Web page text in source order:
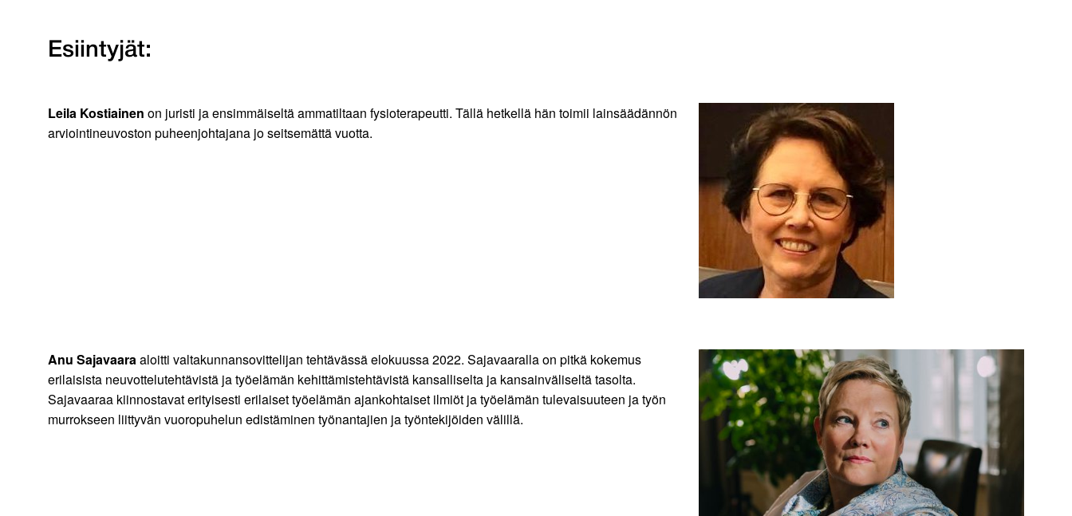
Esiintyjät:
Leila Kostiainen on juristi ja ensimmäiseltä ammatiltaan fysioterapeutti. Tällä hetkellä hän toimii lainsäädännön
arviointineuvoston puheenjohtajana jo seitsemättä vuotta.
Anu Sajavaaraaloitti valtakunnansovittelijan tehtävässä elokuussa 2022. Sajavaaralla on pitkä kokemus
erilaisista neuvottelutehtävistä ja työelämän kehittämistehtävistä kansalliselta ja kansainväliseltä tasolta.
Sajavaaraa kiinnostavat erityisesti erilaiset työelämän ajankohtaiset ilmiöt ja työelämän tulevaisuuteen ja työn
murrokseen liittyvän vuoropuhelun edistäminen työnantajien ja työntekijöiden välillä.